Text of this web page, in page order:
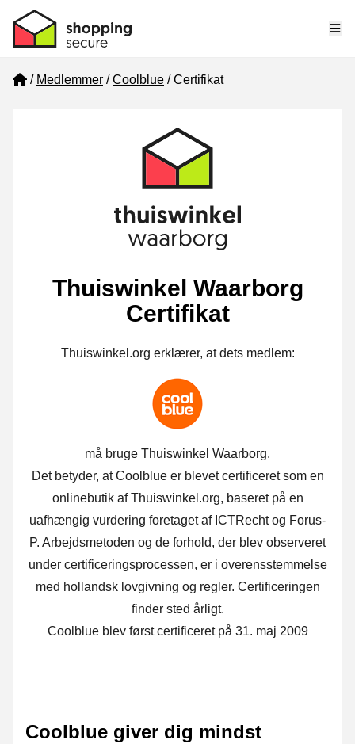
Home
Medlemmer Coolblue Certifikat
Thuiswinkel Waarborg
Certifikat
Thuiswinkel.org erklærer, at dets medlem:
må bruge Thuiswinkel Waarborg.
Det betyder, at Coolblue er blevet certificeret som en
onlinebutik af Thuiswinkel.org, baseret på en
uafhængig vurdering foretaget af ICTRecht og Forus-
P. Arbejdsmetoden og de forhold, der blev observeret
under certificeringsprocessen, er i overensstemmelse
med hollandsk lovgivning og regler. Certificeringen
finder sted årligt.
Coolblue blev først certificeret på 31. maj 2009
Coolblue giver dig mindst